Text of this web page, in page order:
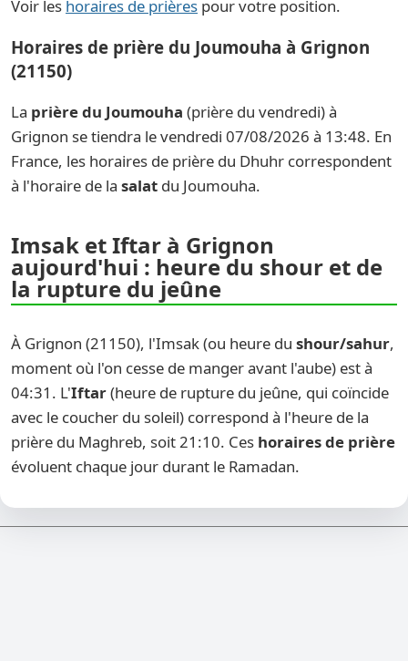
Voir les horaires de prières pour votre position.
Horaires de prière du Joumouha à Grignon
(21150)
La prière du Joumouha (prière du vendredi) à
Grignon se tiendra le vendredi 07/08/2026 à 13:48. En
France, les horaires de prière du Dhuhr correspondent
à l'horaire de la salat du Joumouha.
Imsak et Iftar à Grignon
aujourd'hui : heure du shour et de
la rupture du jeûne
À Grignon (21150), l'Imsak (ou heure du shour/sahur,
moment où l'on cesse de manger avant l'aube) est à
04:31. L'Iftar(heure de rupture du jeûne, qui coïncide
avec le coucher du soleil) correspond à l'heure de la
prière du Maghreb, soit 21:10. Ces horaires de prière
évoluent chaque jour durant le Ramadan.